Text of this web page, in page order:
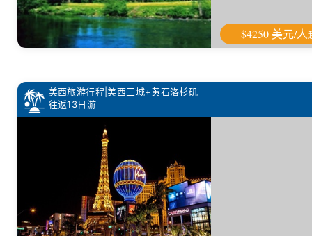
$4250 美元/人
美西旅游行程|美西三城+黄石洛杉矶
往返13日游